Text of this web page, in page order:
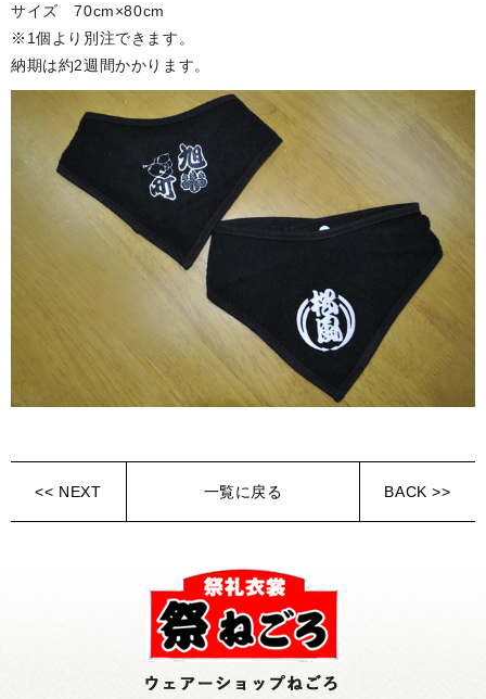
サイズ 70cm×80cm
※1個より別注できます。
納期は約2週間かかります。
<< NEXT 一覧に戻る BACK >>